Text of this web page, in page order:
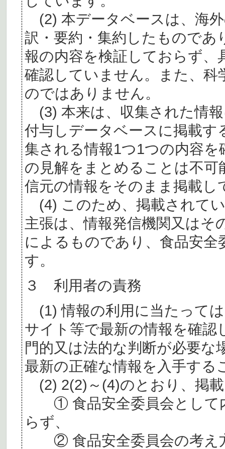
(2) 本データベースは、海
訳・要約・集約したものであ
報の内容を検証しておらず、
確認していません。また、
のではありません。
(3) 本来は、収集された情
付与しデータベースに掲載
集される情報1つ1つの内容
の見解をまとめることは不
信元の情報をそのまま掲載し
(4) このため、掲載されて
主張は、情報発信機関又はそ
によるものであり、食品安
す。
３ 利用者の責務
(1) 情報の利用に当たって
サイト等で最新の情報を確認
門的又は法的な判断が必要
最新の正確な情報を入手する
(2) 2(2)～(4)のとおり、掲
① 食品安全委員会として
らず、
② 食品安全委員会の考え